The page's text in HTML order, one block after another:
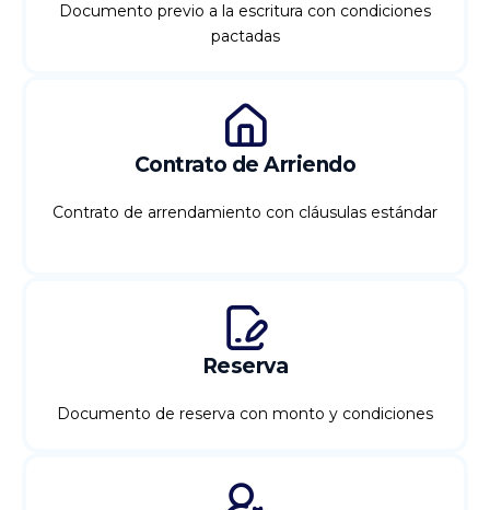
Documento previo a la escritura con condiciones
pactadas
Contrato de Arriendo
Contrato de arrendamiento con cláusulas estándar
Reserva
Documento de reserva con monto y condiciones